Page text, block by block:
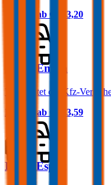
Prämie ab € 103,20
Lotus Emira
Was kostet die Kfz-
Prämie ab € 253,59
Lotus Esprit